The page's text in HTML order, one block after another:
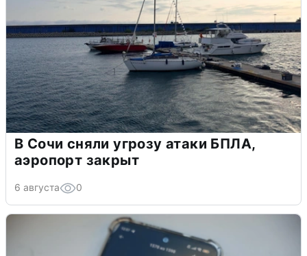
В Сочи сняли угрозу атаки БПЛА,
аэропорт закрыт
6 августа 0